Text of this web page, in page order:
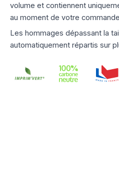
volume et contiennent
au moment de votre
Les hommages dépassant la
automatiquement répartis sur